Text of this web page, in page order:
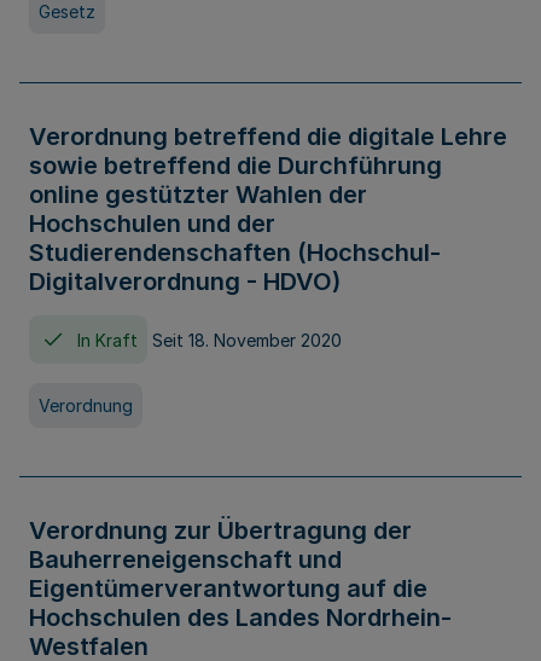
Gesetz
Verordnung betreffend die digitale Lehre
sowie betreffend die Durchführung
online gestützter Wahlen der
Hochschulen und der
Studierendenschaften (Hochschul-
Digitalverordnung - HDVO)
In Kraft Seit 18. November 2020
Verordnung
Verordnung zur Übertragung der
Bauherreneigenschaft und
Eigentümerverantwortung auf die
Hochschulen des Landes Nordrhein-
Westfalen